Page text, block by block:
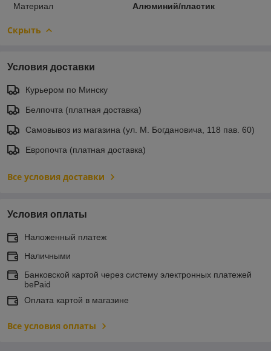
Материал
Алюминий/пластик
Скрыть
Условия доставки
Курьером по Минску
Белпочта (платная доставка)
Самовывоз из магазина (ул. М. Богдановича, 118 пав. 60)
Европочта (платная доставка)
Все условия доставки
Условия оплаты
Наложенный платеж
Наличными
Банковской картой через систему электронных платежей
bePaid
Оплата картой в магазине
Все условия оплаты